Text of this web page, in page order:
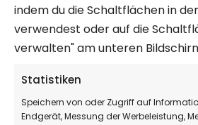
indem du die Schaltflächen in
verwendest oder auf die
verwalten" am unteren
Statistiken
Speichern von oder Zugriff auf
Endgerät, Messung der Werbeleistung,